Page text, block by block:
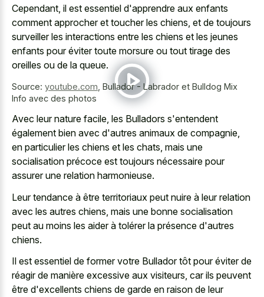
Cependant, il est essentiel d'apprendre aux enfants
comment approcher et toucher les chiens, et de toujours
surveiller les interactions entre les chiens et les jeunes
enfants pour éviter toute morsure ou tout tirage des
oreilles ou de la queue.
Source: youtube.com Bullador - Labrador et Bulldog Mix
Info avec des photos
Avec leur nature facile, les Bulladors s'entendent
également bien avec d'autres animaux de compagnie,
en particulier les chiens et les chats, mais une
socialisation précoce est toujours nécessaire pour
assurer une relation harmonieuse.
Leur tendance à être territoriaux peut nuire à leur relation
avec les autres chiens, mais une bonne socialisation
peut au moins les aider à tolérer la présence d'autres
chiens.
Il est essentiel de former votre Bullador tôt pour éviter de
réagir de manière excessive aux visiteurs, car ils peuvent
être d'excellents chiens de garde en raison de leur